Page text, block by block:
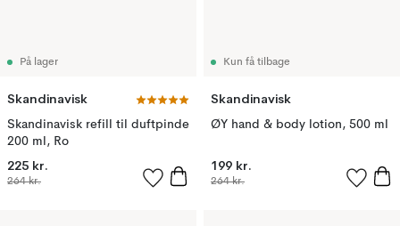
På lager
Skandinavisk
Skandinavisk refill til duftpinde
200 ml, Ro
225 kr.
264 kr.
Kun få tilbage
Skandinavisk
ØY hand & body lotion, 500 ml
199 kr.
264 kr.